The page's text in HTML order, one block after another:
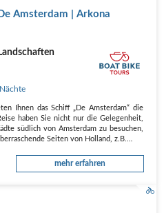
Amsterdam | Arkona
Ihnen das Schiff „De Amsterdam“ die
haben Sie nicht nur die Gelegenheit,
südlich von Amsterdam zu besuchen,
Seiten von Holland, z.B.…
mehr erfahren